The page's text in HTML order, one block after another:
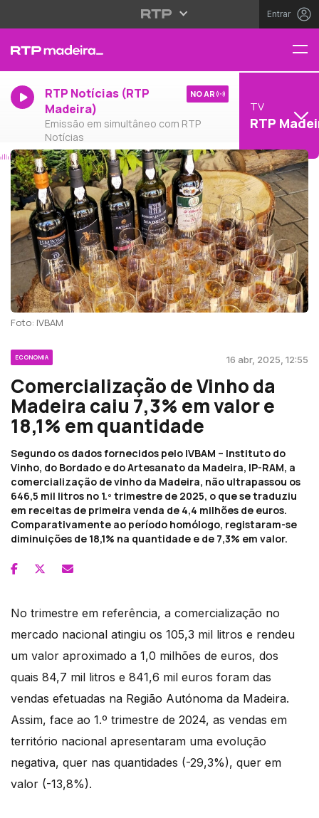
Entrar
RTP Notícias (RTP
Madeira)
Emissão em simultâneo com RTP
Notícias
NO AR
TV
RTP
Foto: IVBAM
ECONOMIA 16 abr, 2025, 12:55
Comercialização de Vinho da
Madeira caiu 7,3% em valor e
18,1% em quantidade
Segundo os dados fornecidos pelo IVBAM – Instituto do
Vinho, do Bordado e do Artesanato da Madeira, IP-RAM, a
comercialização de vinho da Madeira, não ultrapassou os
646,5 mil litros no 1.º trimestre de 2025, o que se traduziu
em receitas de primeira venda de 4,4 milhões de euros.
Comparativamente ao período homólogo, registaram-se
diminuições de 18,1% na quantidade e de 7,3% em valor.
No trimestre em referência, a comercialização no
mercado nacional atingiu os 105,3 mil litros e rendeu
um valor aproximado a 1,0 milhões de euros, dos
quais 84,7 mil litros e 841,6 mil euros foram das
vendas efetuadas na Região Autónoma da Madeira.
Assim, face ao 1.º trimestre de 2024, as vendas em
território nacional apresentaram uma evolução
negativa, quer nas quantidades (-29,3%), quer em
valor (-13,8%).